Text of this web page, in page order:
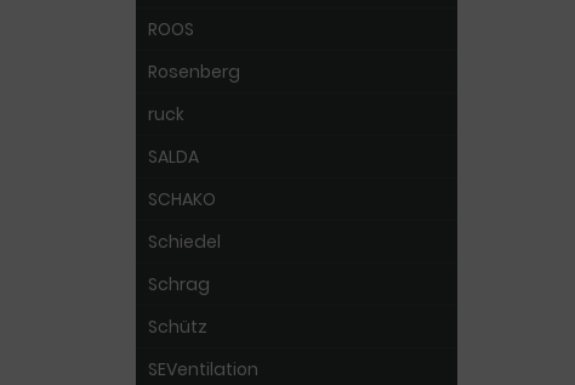
ROOS
Rosenberg
ruck
SALDA
SCHAKO
Schiedel
Schrag
Schütz
SEVentilation